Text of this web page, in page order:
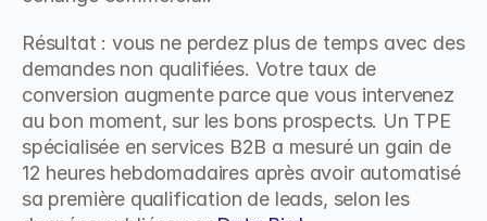
Résultat : vous ne perdez plus de temps avec des
demandes non qualifiées. Votre taux de
conversion augmente parce que vous intervenez
au bon moment, sur les bons prospects. Un TPE
spécialisée en services B2B a mesuré un gain de
12 heures hebdomadaires après avoir automatisé
sa première qualification de leads, selon les